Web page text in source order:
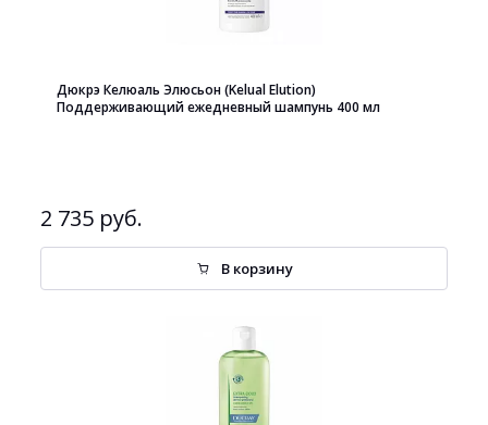
Дюкрэ Келюаль Элюсьон (Kelual Elution)
Поддерживающий ежедневный шампунь 400 мл
2 735 руб.
В корзину